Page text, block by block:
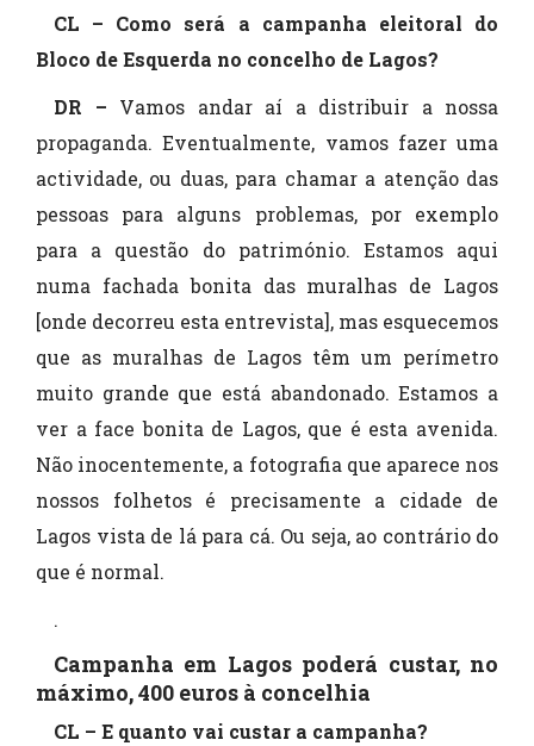
CL – Como será a campanha eleitoral do
Bloco de Esquerda no concelho de Lagos?
DR – Vamos andar aí a distribuir a nossa
propaganda. Eventualmente, vamos fazer uma
actividade, ou duas, para chamar a atenção das
pessoas para alguns problemas, por exemplo
para a questão do património. Estamos aqui
numa fachada bonita das muralhas de Lagos
[onde decorreu esta entrevista], mas esquecemos
que as muralhas de Lagos têm um perímetro
muito grande que está abandonado. Estamos a
ver a face bonita de Lagos, que é esta avenida.
Não inocentemente, a fotografia que aparece nos
nossos folhetos é precisamente a cidade de
Lagos vista de lá para cá. Ou seja, ao contrário do
que é normal.
.
Campanha em Lagos poderá custar, no
máximo, 400 euros à concelhia
CL – E quanto vai custar a campanha?